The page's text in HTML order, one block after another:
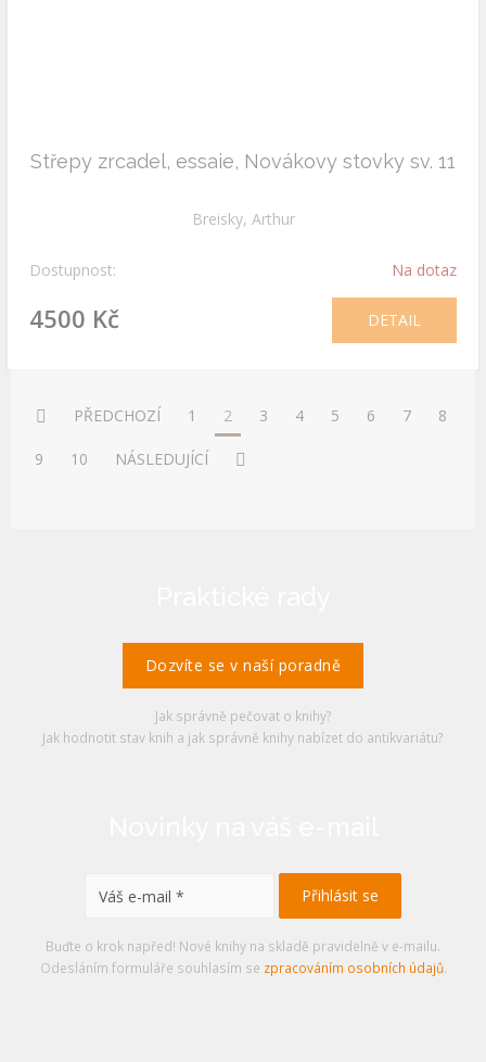
Střepy zrcadel, essaie, Novákovy stovky sv. 11
Breisky, Arthur
Dostupnost: Na dotaz
4500 Kč DETAIL
PŘEDCHOZÍ 1 2 3 4 5 6 7 8
9 10 NÁSLEDUJÍCÍ
Dozvíte se v naší poradně
Jak správně pečovat o knihy?
Jak hodnotit stav knih a jak správně knihy nabízet do antikvariátu?
Buďte o krok napřed! Nové knihy na skladě pravidelně v e-mailu.
Odesláním formuláře souhlasím se zpracováním osobních údajů.